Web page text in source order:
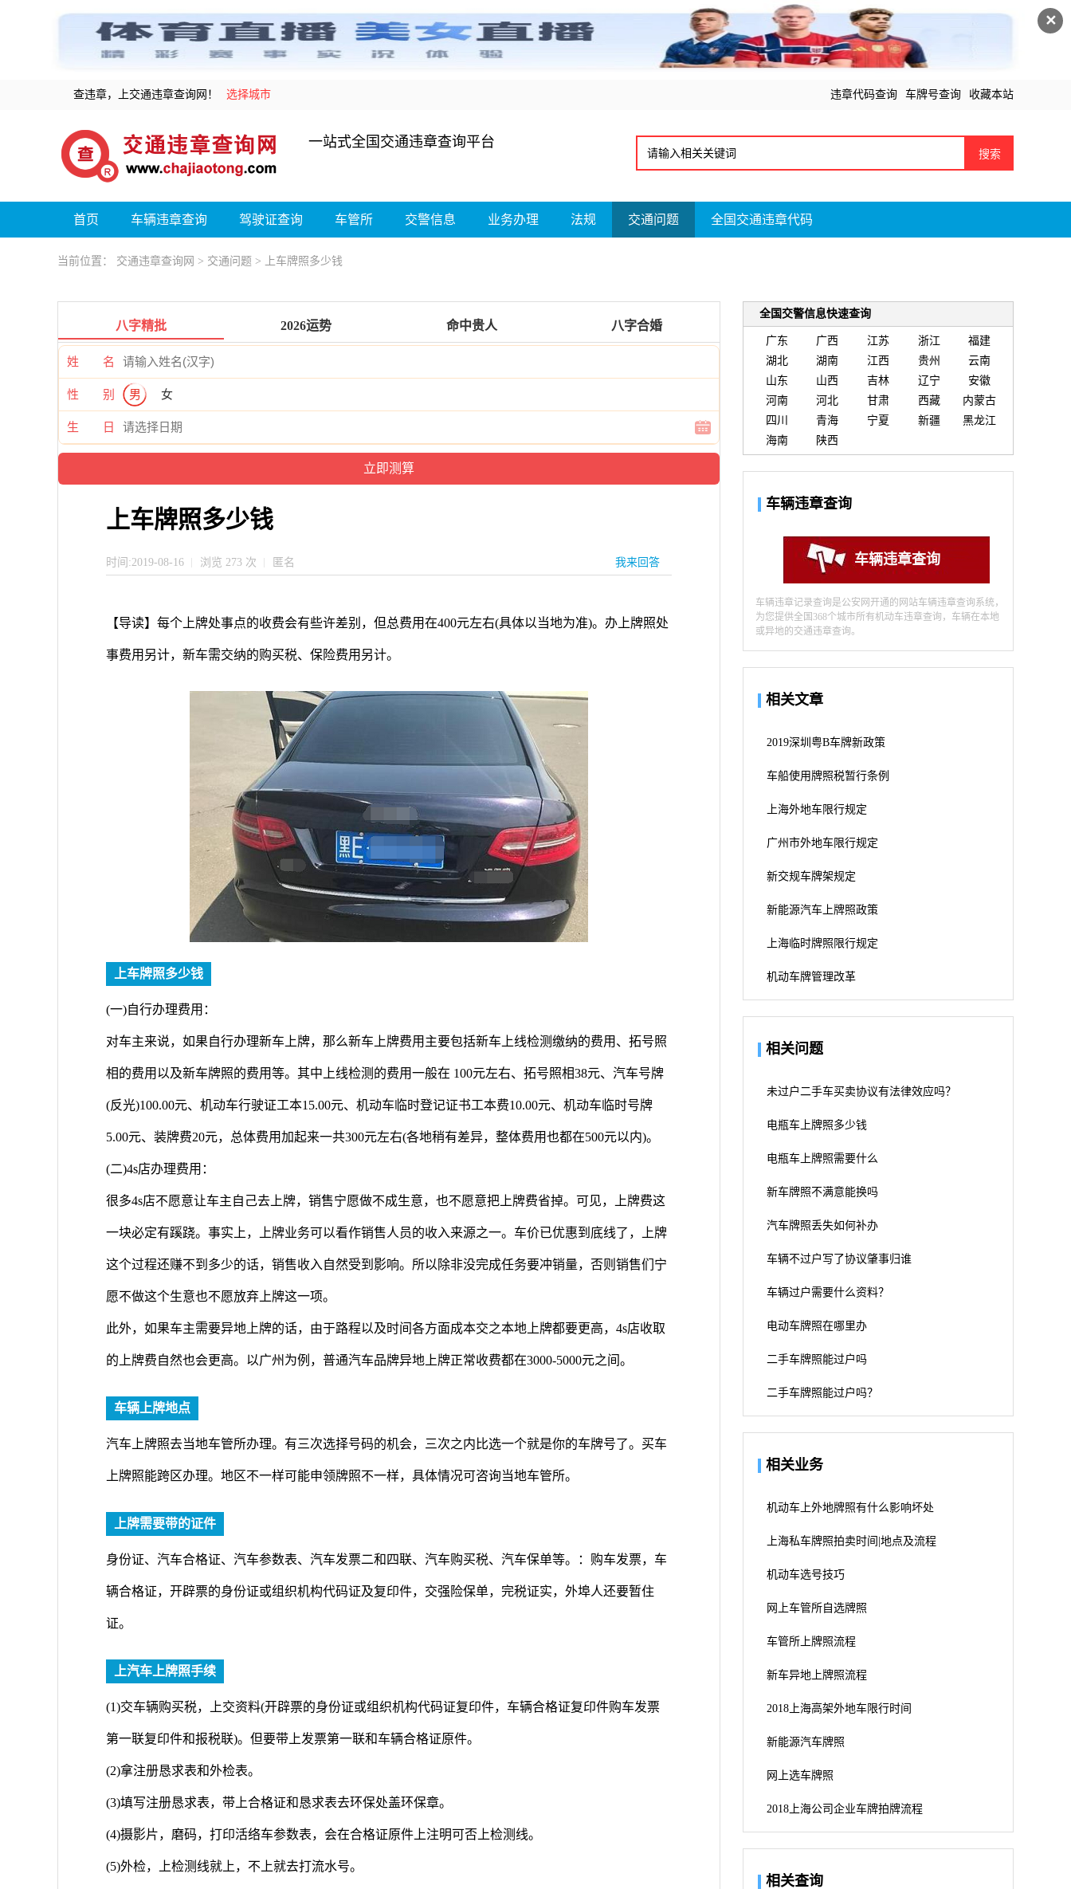
✕
查违章，上交通违章查询网！ 选择城市 违章代码查询 车牌号查询 收藏本站
一站式全国交通违章查询平台
搜索
首页 车辆违章查询 驾驶证查询 车管所 交警信息 业务办理 法规 交通问题 全国交通违章代码
当前位置： 交通违章查询网 > 交通问题 > 上车牌照多少钱
八字精批 2026运势 命中贵人 八字合婚
姓 名
性 别 男 女
生 日
上车牌照多少钱
时间:2019-08-16 浏览 273 次 匿名 我来回答
【导读】每个上牌处事点的收费会有些许差别，但总费用在400元左右(具体以当地为准)。办上牌照处
事费用另计，新车需交纳的购买税、保险费用另计。
上车牌照多少钱
(一)自行办理费用：
对车主来说，如果自行办理新车上牌，那么新车上牌费用主要包括新车上线检测缴纳的费用、拓号照
相的费用以及新车牌照的费用等。其中上线检测的费用一般在 100元左右、拓号照相38元、汽车号牌
(反光)100.00元、机动车行驶证工本15.00元、机动车临时登记证书工本费10.00元、机动车临时号牌
5.00元、装牌费20元，总体费用加起来一共300元左右(各地稍有差异，整体费用也都在500元以内)。
(二)4s店办理费用：
很多4s店不愿意让车主自己去上牌，销售宁愿做不成生意，也不愿意把上牌费省掉。可见，上牌费这
一块必定有蹊跷。事实上，上牌业务可以看作销售人员的收入来源之一。车价已优惠到底线了，上牌
这个过程还赚不到多少的话，销售收入自然受到影响。所以除非没完成任务要冲销量，否则销售们宁
愿不做这个生意也不愿放弃上牌这一项。
此外，如果车主需要异地上牌的话，由于路程以及时间各方面成本交之本地上牌都要更高，4s店收取
的上牌费自然也会更高。以广州为例，普通汽车品牌异地上牌正常收费都在3000-5000元之间。
车辆上牌地点
汽车上牌照去当地车管所办理。有三次选择号码的机会，三次之内比选一个就是你的车牌号了。买车
上牌照能跨区办理。地区不一样可能申领牌照不一样，具体情况可咨询当地车管所。
上牌需要带的证件
身份证、汽车合格证、汽车参数表、汽车发票二和四联、汽车购买税、汽车保单等。：购车发票，车
辆合格证，开辟票的身份证或组织机构代码证及复印件，交强险保单，完税证实，外埠人还要暂住
证。
上汽车上牌照手续
(1)交车辆购买税，上交资料(开辟票的身份证或组织机构代码证复印件，车辆合格证复印件购车发票
第一联复印件和报税联)。但要带上发票第一联和车辆合格证原件。
(2)拿注册恳求表和外检表。
(3)填写注册恳求表，带上合格证和恳求表去环保处盖环保章。
(4)摄影片，磨码，打印活络车参数表，会在合格证原件上注明可否上检测线。
(5)外检，上检测线就上，不上就去打流水号。
全国交警信息快速查询
广东 广西 江苏 浙江
福建
湖北
湖南 江西 贵州
云南
山东
山西 吉林 辽宁
安徽
河南
河北 甘肃 西藏
内蒙古
四川
青海 宁夏 新疆
黑龙江
海南
陕西
车辆违章查询
车辆违章查询
车辆违章记录查询是公安网开通的网站车辆违章查询系统，
为您提供全国368个城市所有机动车违章查询，车辆在本地
或异地的交通违章查询。
相关文章
2019深圳粤B车牌新政策
车船使用牌照税暂行条例
上海外地车限行规定
广州市外地车限行规定
新交规车牌架规定
新能源汽车上牌照政策
上海临时牌照限行规定
机动车牌管理改革
相关问题
未过户二手车买卖协议有法律效应吗？
电瓶车上牌照多少钱
电瓶车上牌照需要什么
新车牌照不满意能换吗
汽车牌照丢失如何补办
车辆不过户写了协议肇事归谁
车辆过户需要什么资料？
电动车牌照在哪里办
二手车牌照能过户吗
二手车牌照能过户吗？
相关业务
机动车上外地牌照有什么影响坏处
上海私车牌照拍卖时间|地点及流程
机动车选号技巧
网上车管所自选牌照
车管所上牌照流程
新车异地上牌照流程
2018上海高架外地车限行时间
新能源汽车牌照
网上选车牌照
2018上海公司企业车牌拍牌流程
相关查询